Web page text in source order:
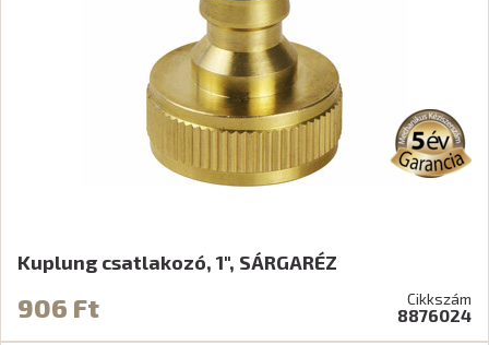
Kuplung csatlakozó, 1", SÁRGARÉZ
906 Ft Cikkszám
8876024